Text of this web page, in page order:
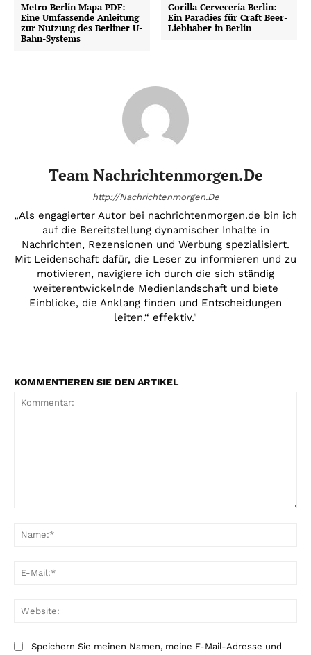
Metro Berlín Mapa PDF:
Eine Umfassende Anleitung
zur Nutzung des Berliner U-
Bahn-Systems
Gorilla Cervecería Berlin:
Ein Paradies für Craft Beer-
Liebhaber in Berlin
Team Nachrichtenmorgen.de
http://Nachrichtenmorgen.De
„Als engagierter Autor bei nachrichtenmorgen.de bin ich
auf die Bereitstellung dynamischer Inhalte in
Nachrichten, Rezensionen und Werbung spezialisiert.
Mit Leidenschaft dafür, die Leser zu informieren und zu
motivieren, navigiere ich durch die sich ständig
weiterentwickelnde Medienlandschaft und biete
Einblicke, die Anklang finden und Entscheidungen
leiten.“ effektiv."
KOMMENTIEREN SIE DEN ARTIKEL
Speichern Sie meinen Namen, meine E-Mail-Adresse und